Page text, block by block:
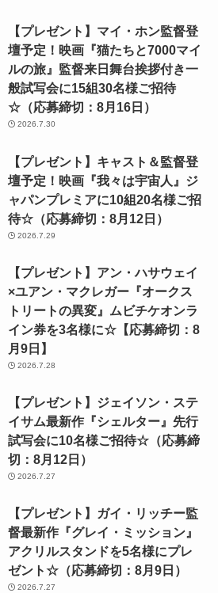
【プレゼント】マイ・ホン監督登
壇予定！映画『猫たちと7000マイ
ルの旅』監督来日舞台挨拶付き一
般試写会に15組30名様ご招待
☆（応募締切：8月16日）
2026.7.30
【プレゼント】キャスト＆監督登
壇予定！映画『我々は宇宙人』ジ
ャパンプレミアに10組20名様ご招
待☆（応募締切：8月12日）
2026.7.29
【プレゼント】アン・ハサウェイ
×ユアン・マクレガー『オークス
トリートの異変』ムビチケオンラ
イン券を3名様に☆【応募締切：8
月9日】
2026.7.28
【プレゼント】ジェイソン・ステ
イサム最新作『シェルター』先行
試写会に10名様ご招待☆（応募締
切：8月12日）
2026.7.27
【プレゼント】ガイ・リッチー監
督最新作『グレイ・ミッション』
アクリルスタンドを5名様にプレ
ゼント☆（応募締切：8月9日）
2026.7.27